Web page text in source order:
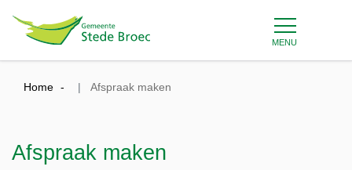
MENU
Home Afspraak maken
Afspraak maken